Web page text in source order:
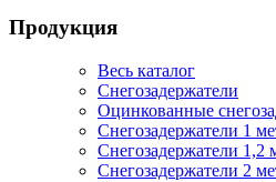
Продукция
Весь каталог
Снегозадержатели
Оцинкованные
Снегозадержатели 1
Снегозадержатели 1,2
Снегозадержатели 2